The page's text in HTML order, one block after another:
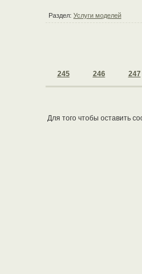
Раздел: Услуги моделей
245 246 247
Для того чтобы оставить